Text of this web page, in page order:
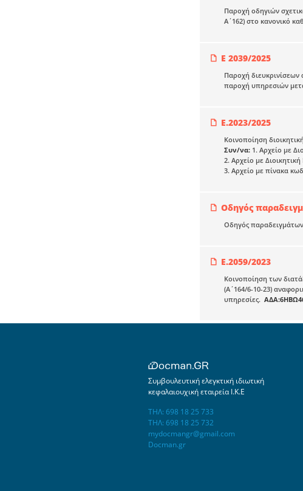
Παροχή οδηγιών
Α΄162) στο κανονικό
Ε 2039/2025
Παροχή
παροχή υπηρεσιών
Ε.2023/2025
Κοινοποίηση
Συν/να: 1. Αρχείο με
2. Αρχείο με
3. Αρχείο με πίνακα
Οδηγός
Οδηγός παραδειγμάτων
Ε.2059/2023
Κοινοποίηση των
(Α΄164/6-10-23)
υπηρεσίες.
Συμβουλευτική ελεγκτική ιδιωτική
κεφαλαιουχική εταιρεία Ι.Κ.Ε
ΤΗΛ: 698 18 25 733
ΤΗΛ: 698 18 25 732
mydocmangr@gmail.com
Docman.gr